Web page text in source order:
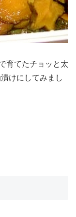
育てたチョッと太
けにしてみまし